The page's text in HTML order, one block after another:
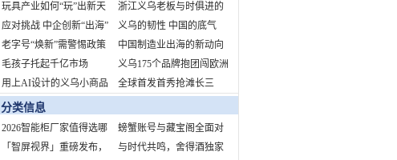
发展创造新机遇
的全球市场故事
来了！
玩具产业如何“玩”出新天
地？
浙江义乌老板与时俱进的
生意经：在大数据里觅商
机
应对挑战 中企创新“出海”
拓市场
义乌的韧性 中国的底气
老字号“焕新”需警惕政策
依赖症与文化空心化
中国制造业出海的新动向
新挑战新机遇
毛孩子托起千亿市场
义乌175个品牌抱团闯欧洲
用上AI设计的义乌小商品
火了！蛇年开市吸引海外
订单
全球首发首秀抢滩长三
分类信息
2026智能柜厂家值得选哪
家？
螃蟹账号与藏宝阁全面对
比
「智屏视界」重磅发布，
与时代共鸣，舍得酒独家